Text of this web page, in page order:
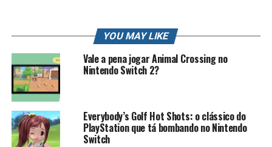
Contato Profissional: contato.roberto94@gmail.com
celular #iphone
#robertokarlos
Mais Sobre Iphone 11 , Iphone 11 pro, Iphone 11 MAX
YOU MAY LIKE
Vale a pena jogar Animal Crossing no
Nintendo Switch 2?
Everybody’s Golf Hot Shots: o clássico do
PlayStation que tá bombando no Nintendo
Switch